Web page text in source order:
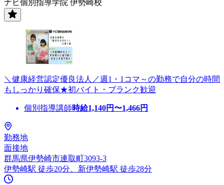
ナビ個別指導学院 伊勢崎校
＼健康経営認定優良法人／週1・1コマ～の勤務で自分の時間
もしっかり確保★初バイト・ブランク歓迎
個別指導講師時給1,140円〜1,466円
勤務地
面接地
群馬県伊勢崎市連取町3093-3
伊勢崎駅 徒歩20分、新伊勢崎駅 徒歩28分